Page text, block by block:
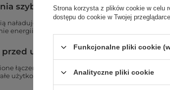
szybkie ładowanie
naładujesz swoje urządzenie dzięki natężeniu
energii
przed uszkodzeniami
łączenie przewodu z wtyczką w kablu
użytkowanie.
Nie musiszobawiać się zużycia -
Strona korzysta z plików cookie w celu
dostępu do cookie w Twojej
Funkcjonalne pliki cookie
Analityczne pliki cookie